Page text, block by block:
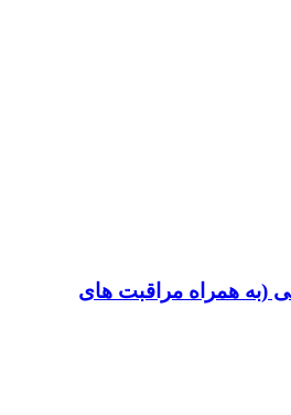
(به همراه مراقبت های